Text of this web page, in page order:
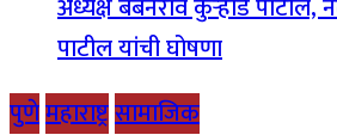
पुणेमहाराष्ट्रसामाजिक